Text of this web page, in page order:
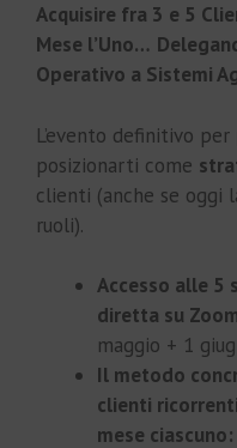
Acquisire fra 3 e 5
Mese l’Uno…
Operativo a Sistemi
L’evento definitivo per
posizionarti come
clienti (anche se oggi
ruoli).
Accesso alle 5
diretta su
maggio + 1
Il metodo
clienti
mese ciascuno: